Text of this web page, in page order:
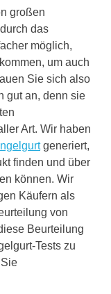
großen
das
möglich,
um auch
Sie sich also
gut an, denn sie
Art. Wir haben
generiert,
finden und über
können. Wir
Käufern als
von
Beurteilung
Tests zu